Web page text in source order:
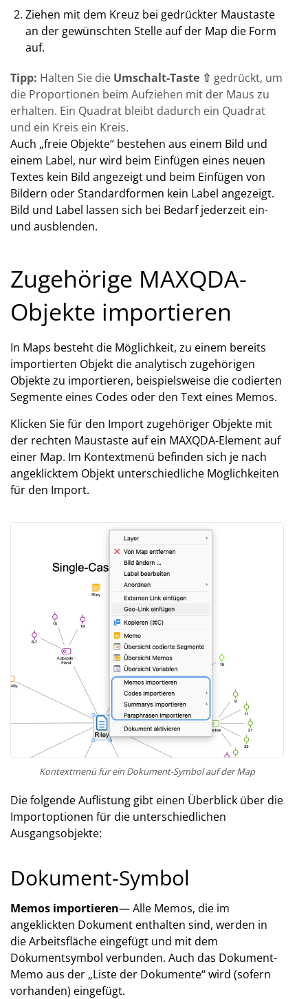
Ziehen mit dem Kreuz bei gedrückter Maustaste
an der gewünschten Stelle auf der Map die Form
auf.
Tipp: Halten Sie die Umschalt-Taste ⇧ gedrückt, um
die Proportionen beim Aufziehen mit der Maus zu
erhalten. Ein Quadrat bleibt dadurch ein Quadrat
und ein Kreis ein Kreis.
Auch „freie Objekte“ bestehen aus einem Bild und
einem Label, nur wird beim Einfügen eines neuen
Textes kein Bild angezeigt und beim Einfügen von
Bildern oder Standardformen kein Label angezeigt.
Bild und Label lassen sich bei Bedarf jederzeit ein-
und ausblenden.
Zugehörige MAXQDA-
Objekte importieren
In Maps besteht die Möglichkeit, zu einem bereits
importierten Objekt die analytisch zugehörigen
Objekte zu importieren, beispielsweise die codierten
Segmente eines Codes oder den Text eines Memos.
Klicken Sie für den Import zugehöriger Objekte mit
der rechten Maustaste auf ein MAXQDA-Element auf
einer Map. Im Kontextmenü befinden sich je nach
angeklicktem Objekt unterschiedliche Möglichkeiten
für den Import.
Kontextmenü für ein Dokument-Symbol auf der Map
Die folgende Auflistung gibt einen Überblick über die
Importoptionen für die unterschiedlichen
Ausgangsobjekte:
Dokument-Symbol
Memos importieren— Alle Memos, die im
angeklickten Dokument enthalten sind, werden in
die Arbeitsfläche eingefügt und mit dem
Dokumentsymbol verbunden. Auch das Dokument-
Memo aus der „Liste der Dokumente“ wird (sofern
vorhanden) eingefügt.